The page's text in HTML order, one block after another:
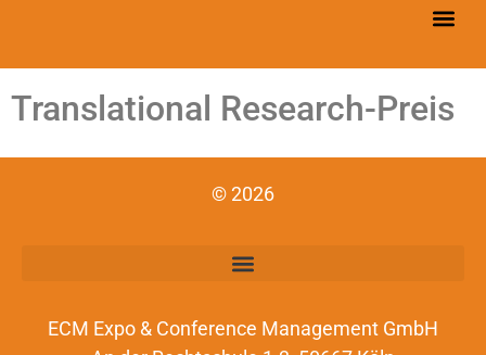
Translational Research-Preis
© 2026
ECM Expo & Conference Management GmbH